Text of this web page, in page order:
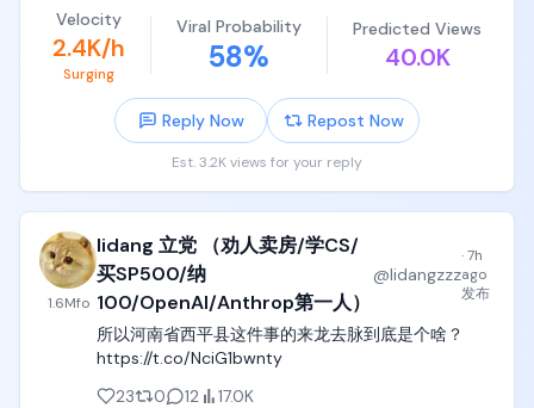
Velocity
2.4K/h
Surging
Viral Probability
58%
Predicted Views
40.0K
Reply Now Repost Now
Est. 3.2K views for your reply
1.6Mfo
lidang 立党 （劝人卖房/学CS/
买SP500/纳
100/OpenAI/Anthrop第一人）
@lidangzzz
·7h
ago
发布
所以河南省西平县这件事的来龙去脉到底是个啥？
https://t.co/NciG1bwnty
23
0 12 17.0K